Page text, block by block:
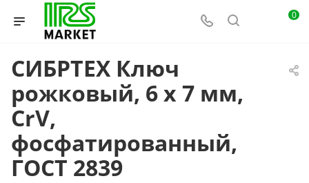
0
СИБРТЕХ Ключ
рожковый, 6 х 7 мм,
CrV,
фосфатированный,
ГОСТ 2839